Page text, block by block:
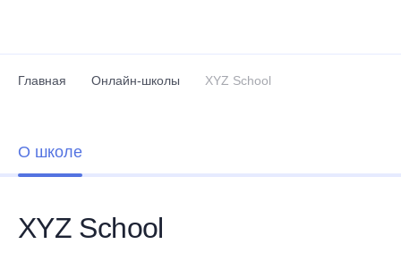
Главная Онлайн-школы XYZ School
О школе
XYZ School